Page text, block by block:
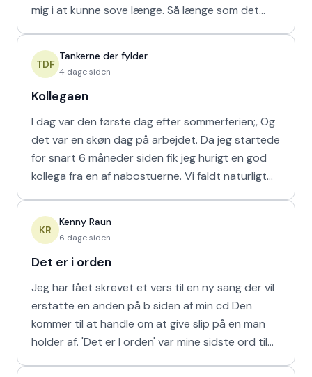
mig i at kunne sove længe. Så længe som det
TDF
Tankerne der fylder
4 dage siden
Kollegaen
I dag var den første dag efter sommerferien;, Og
det var en skøn dag på arbejdet. Da jeg startede
for snart 6 måneder siden fik jeg hurigt en god
kollega fra en af nabostuerne. Vi faldt naturligt
KR
Kenny Raun
6 dage siden
Det er i orden
Jeg har fået skrevet et vers til en ny sang der vil
erstatte en anden på b siden af min cd Den
kommer til at handle om at give slip på en man
holder af. 'Det er I orden' var mine sidste ord til